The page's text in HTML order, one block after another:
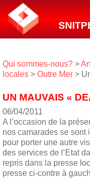
Qui sommes-nous? >
locales > Outre Mer >
UN MAUVAIS «
06/04/2011
A l’occasion de la
nos camarades se sont
pour porter une autre
des services de l’Etat
repris dans la presse
presse ci-contre à